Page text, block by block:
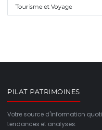
Tourisme et Voyage
PILAT PATRIMOINES
Votre source d'information
tendances et analyses.